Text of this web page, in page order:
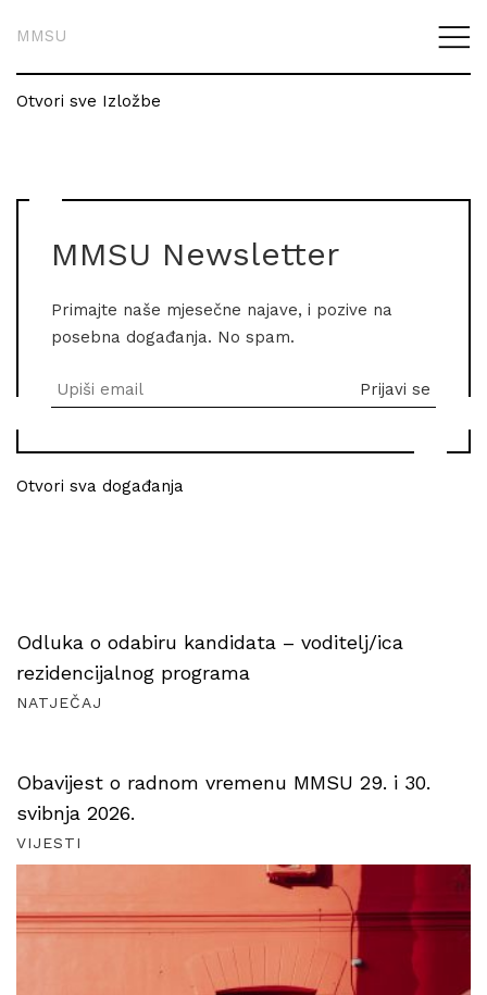
MMSU
Otvori sve Izložbe
MMSU Newsletter
Primajte naše mjesečne najave, i pozive na
posebna događanja. No spam.
Otvori sva događanja
Odluka o odabiru kandidata – voditelj/ica
rezidencijalnog programa
NATJEČAJ
Obavijest o radnom vremenu MMSU 29. i 30.
svibnja 2026.
VIJESTI